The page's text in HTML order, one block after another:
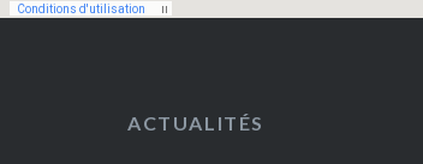
ACTUALITÉS